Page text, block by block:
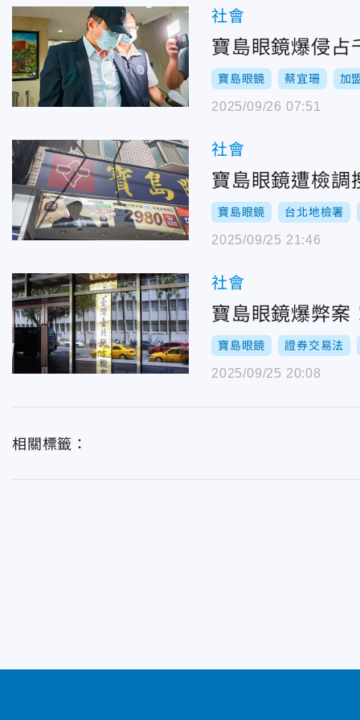
社會
寶島眼鏡爆侵
寶島眼鏡 蔡宜珊 加
2025/09/26 07:51
社會
寶島眼鏡遭檢調
寶島眼鏡 台北地檢署
2025/09/25 21:46
社會
寶島眼鏡爆弊
寶島眼鏡 證券交易法
2025/09/25 20:08
相關標籤：